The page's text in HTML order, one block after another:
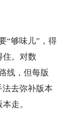
“够味儿”，得
住。对数
线，但每版
去弥补版本
走。